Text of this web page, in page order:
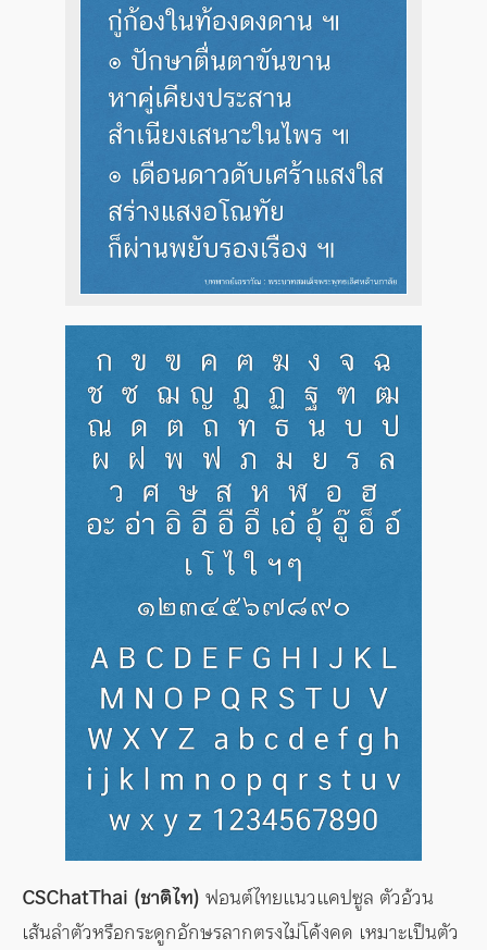
CSChatThai (ชาติไท) ฟอนต์ไทยแนวแคปซูล ตัวอ้วน
เส้นลำตัวหรือกระดูกอักษรลากตรงไม่โค้งคด เหมาะเป็นตัว